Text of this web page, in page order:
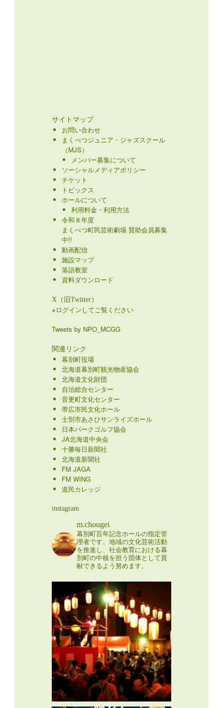
サイトマップ
お問い合わせ
まくべつジュニア・ジャズスクール
（MJS）
メンバー募集について
ソーシャルメディアポリシー
チケット
トピックス
ホールについて
利用料金・利用方法
令和８年度
まくべつ町民芸術劇場 賛助会員募集
中!!
動画配信
施設マップ
落語教室
資料ダウンロード
X（旧Twitter）
※ログインしてご覧ください
Tweets by NPO_MCGG
関連リンク
幕別町役場
北海道幕別町観光物産協会
北海道文化財団
自治総合センター
音更町文化センター
帯広市民文化ホール
士別市あさひサンライズホール
日本パークゴルフ協会
JA北海道中央会
十勝毎日新聞社
北海道新聞社
FM JAGA
FM WING
道民カレッジ
instagram
m.chougei
幕別町百年記念ホールの指定管
理者です。地域の文化芸術活動
を推進し、社会教育における幕
別町の中核を担う団体として貢
献できるよう努めます。